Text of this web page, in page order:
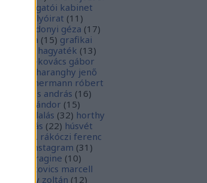
főigazgatói kabinet
folyóirat (11 )
gárdonyi géza (17)
grafika (15) grafikai
hagyaték (13)
hamvai-kovács gábor
haranghy jenő
hermann róbert
hess andrás (16)
hevesi sándor (15)
honfoglalás (32) horthy
mátyás (22) húsvét
ii. rákóczi ferenc
instagram (31 )
de voragine (10)
jankovics marcell
jékely zoltán (12)